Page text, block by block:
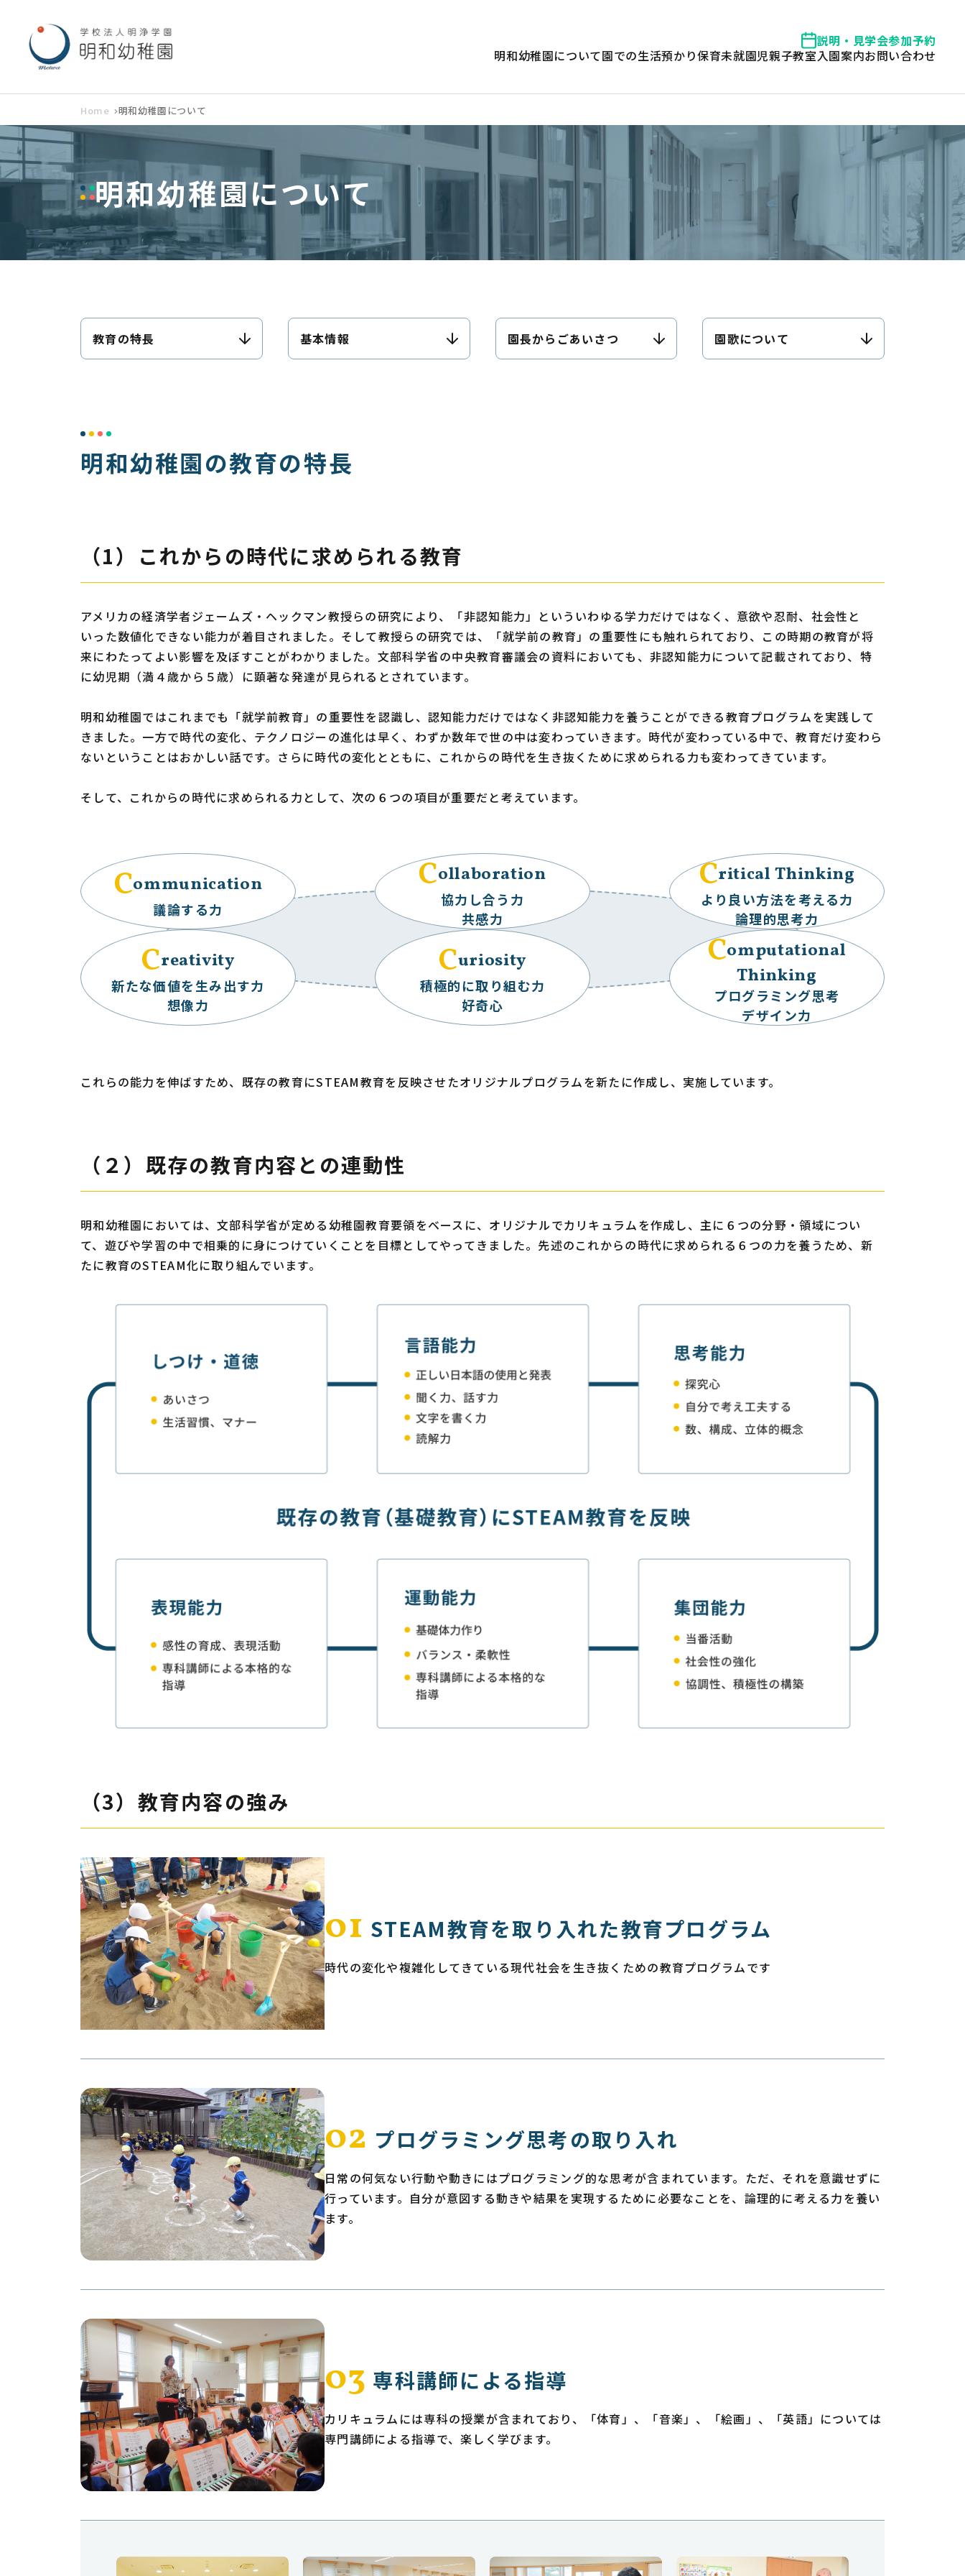
明和幼稚園について園での生活預かり保育未就園児親子教室入園案内お問い合わせ
説明・見学会参加予約
Home 明和幼稚園について
明和幼稚園について
教育の特長 基本情報 園長から ごあいさつ 園歌について
明和幼稚園の教育の特長
（1）これからの時代に求められる教育
アメリカの経済学者ジェームズ・ヘックマン教授らの研究により、「非認知能力」といういわゆる学力だけではなく、意欲や忍耐、社会性と
いった数値化できない能力が着目されました。そして教授らの研究では、「就学前の教育」の重要性にも触れられており、この時期の教育が将
来にわたってよい影響を及ぼすことがわかりました。文部科学省の中央教育審議会の資料においても、非認知能力について記載されており、特
に幼児期（満４歳から５歳）に顕著な発達が見られるとされています。
明和幼稚園ではこれまでも「就学前教育」の重要性を認識し、認知能力だけではなく非認知能力を養うことができる教育プログラムを実践して
きました。一方で時代の変化、テクノロジーの進化は早く、わずか数年で世の中は変わっていきます。時代が変わっている中で、教育だけ変わら
ないということはおかしい話です。さらに時代の変化とともに、これからの時代を生き抜くために求められる力も変わってきています。
そして、これからの時代に求められる力として、次の６つの項目が重要だと考えています。
Communication
議論する力
Collaboration
協力し合う力
共感力
Critical Thinking
より良い方法を考える力
論理的思考力
Creativity
新たな価値を生み出す力
想像力
Curiosity
積極的に取り組む力
好奇心
Computational
Thinking
プログラミング思考
デザイン力
これらの能力を伸ばすため、既存の教育にSTEAM教育を反映させたオリジナルプログラムを新たに作成し、実施しています。
（２）既存の教育内容 との連動性
明和幼稚園においては、文部科学省が定める幼稚園教育要領をベースに、オリジナルでカリキュラムを作成し、主に６つの分野・領域につい
て、遊びや学習の中で相乗的に身につけていくことを目標としてやってきました。先述のこれからの時代に求められる６つの力を養うため、新
たに教育のSTEAM化に取り組んでいます。
（3）教育内容の強み
01 STEAM教育を取り入れた教育プログラム
時代の変化や複雑化してきている現代社会を生き抜くための教育プログラムです
02 プログラミング思考の取り入れ
日常の何気ない行動や動きにはプログラミング的な思考が含まれています。ただ、それを意識せずに
行っています。自分が意図する動きや結果を実現するために必要なことを、論理的に考える力を養い
ます。
03 専科講師による指導
カリキュラムには専科の授業が含まれており、「体育」、「音楽」、「絵画」、「英語」については
専門講師による指導で、楽しく学びます。